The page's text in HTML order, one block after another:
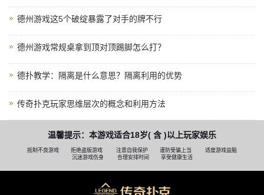
德州游戏这5个破绽暴露了对手的牌不行
德州游戏常规桌拿到顶对顶踢脚怎么打？
德扑教学：隔离是什么意思？隔离利用的优势
传奇扑克玩家思维层次的概念和利用方法
温馨提示：本游戏适合18岁( 含 )以上玩家娱乐
抵制不良游戏 拒绝盗版游戏 注意自我保护 谨防受骗上当
适度游戏益脑
沉迷游戏伤身
合理安排时间 享受健康生活